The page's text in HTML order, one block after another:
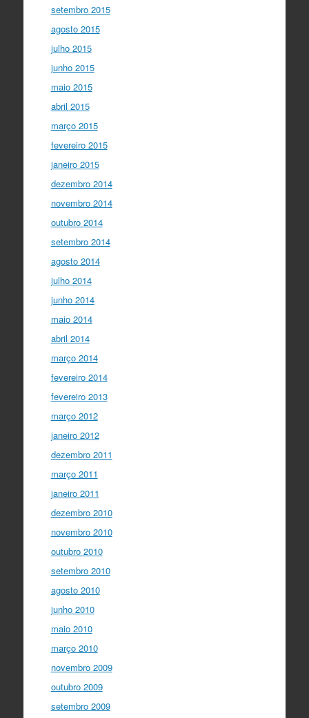
setembro 2015
agosto 2015
julho 2015
junho 2015
maio 2015
abril 2015
março 2015
fevereiro 2015
janeiro 2015
dezembro 2014
novembro 2014
outubro 2014
setembro 2014
agosto 2014
julho 2014
junho 2014
maio 2014
abril 2014
março 2014
fevereiro 2014
fevereiro 2013
março 2012
janeiro 2012
dezembro 2011
março 2011
janeiro 2011
dezembro 2010
novembro 2010
outubro 2010
setembro 2010
agosto 2010
junho 2010
maio 2010
março 2010
novembro 2009
outubro 2009
setembro 2009